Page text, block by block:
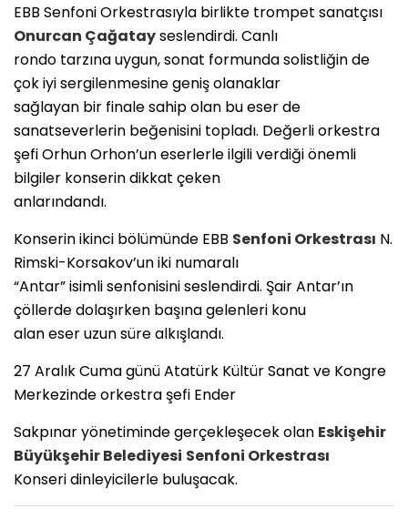
EBB Senfoni Orkestrasıyla birlikte trompet sanatçısı
Onurcan Çağatayseslendirdi. Canlı
rondo tarzına uygun, sonat formunda solistliğin de
çok iyi sergilenmesine geniş olanaklar
sağlayan bir finale sahip olan bu eser de
sanatseverlerin beğenisini topladı. Değerli orkestra
şefi Orhun Orhon’un eserlerle ilgili verdiği önemli
bilgiler konserin dikkat çeken
anlarındandı.
Konserin ikinci bölümünde EBB Senfoni Orkestrası N.
Rimski-Korsakov’un iki numaralı
“Antar” isimli senfonisini seslendirdi. Şair Antar’ın
çöllerde dolaşırken başına gelenleri konu
alan eser uzun süre alkışlandı.
27 Aralık Cuma günü Atatürk Kültür Sanat ve Kongre
Merkezinde orkestra şefi Ender
Sakpınar yönetiminde gerçekleşecek olan Eskişehir
Büyükşehir Belediyesi Senfoni Orkestrası
Konseri dinleyicilerle buluşacak.